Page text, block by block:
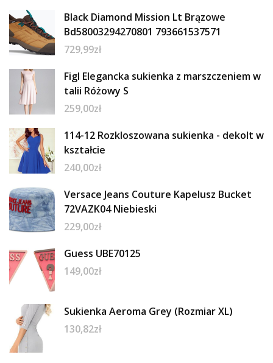
Black Diamond Mission Lt Brązowe
Bd58003294270801 793661537571
729,99zł
Figl Elegancka sukienka z marszczeniem w
talii Różowy S
259,00zł
114-12 Rozkloszowana sukienka - dekolt w
kształcie
240,00zł
Versace Jeans Couture Kapelusz Bucket
72VAZK04 Niebieski
229,00zł
Guess UBE70125
149,00zł
Sukienka Aeroma Grey (Rozmiar XL)
130,82zł